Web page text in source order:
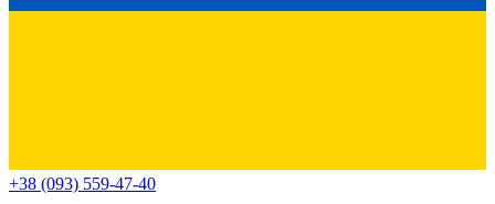
+38 (093) 559-47-40